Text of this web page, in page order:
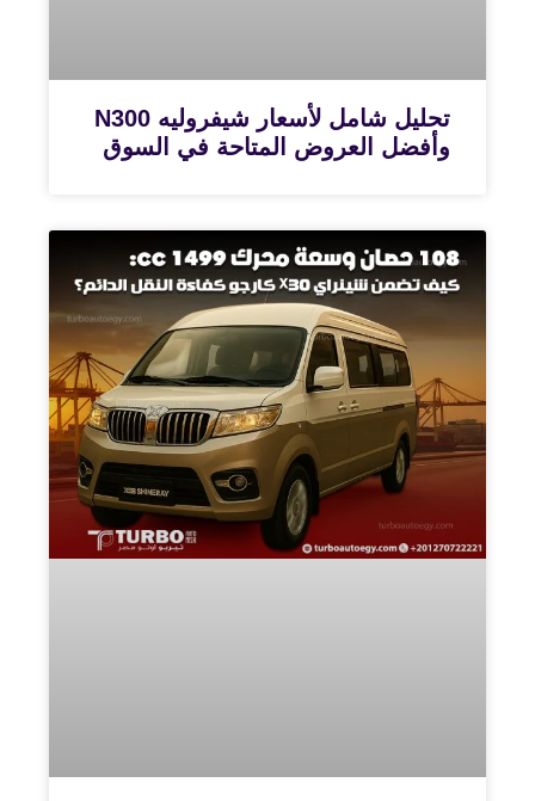
تحليل شامل لأسعار شيفروليه N300
وأفضل العروض المتاحة في السوق